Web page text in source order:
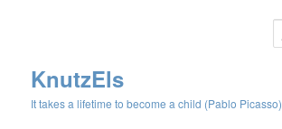
KnutzEls
It takes a lifetime to become a child (Pablo Picasso)